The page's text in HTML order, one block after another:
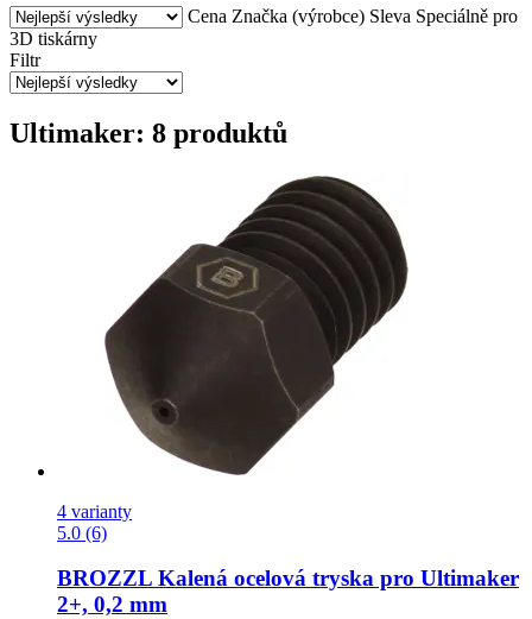
Cena Značka (výrobce) Sleva Speciálně pro
3D tiskárny
Filtr
Ultimaker: 8 produktů
4 varianty
5.0 (6)
BROZZL Kalená ocelová tryska pro Ultimaker
2+, 0,2 mm